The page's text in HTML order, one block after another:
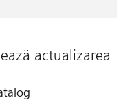
actualizarea